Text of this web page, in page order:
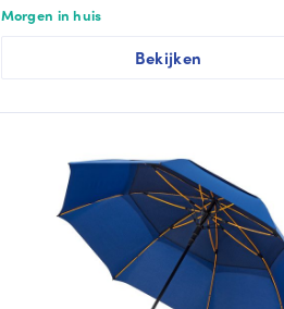
Morgen in huis
Bekijken